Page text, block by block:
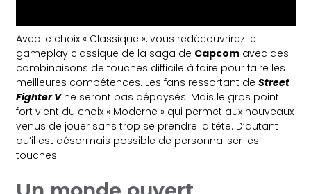
Avec le choix « Classique », vous redécouvrirez le
gameplay classique de la saga de Capcom avec des
combinaisons de touches difficile à faire pour faire les
meilleures compétences. Les fans ressortant deStreet
Fighter Vne seront pas dépaysés. Mais le gros point
fort vient du choix « Moderne » qui permet aux nouveaux
venus de jouer sans trop se prendre la tête. D’autant
qu’il est désormais possible de personnaliser les
touches.